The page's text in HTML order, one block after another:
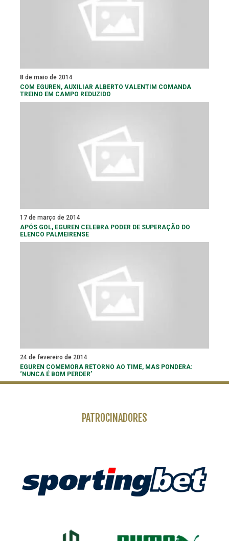
8 de maio de 2014
COM EGUREN, AUXILIAR ALBERTO VALENTIM COMANDA
TREINO EM CAMPO REDUZIDO
17 de março de 2014
APÓS GOL, EGUREN CELEBRA PODER DE SUPERAÇÃO DO
ELENCO PALMEIRENSE
24 de fevereiro de 2014
EGUREN COMEMORA RETORNO AO TIME, MAS PONDERA:
‘NUNCA É BOM PERDER’
PATROCINADORES